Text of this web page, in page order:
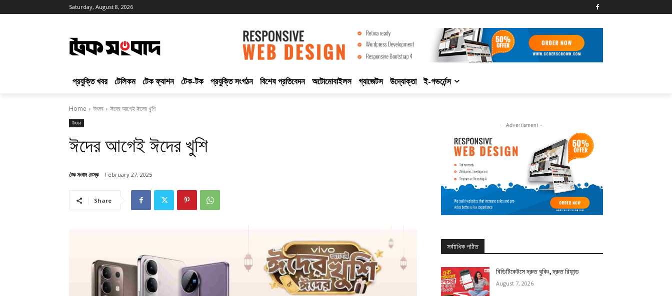
Saturday, August 8, 2026
প্রযুক্তি খবর টেলিকম টেক ফ্যাশন টেক-টক প্রযুক্তি সংগঠন বিশেষ প্রতিবেদন অটোমোবাইলস গ্যাজেটস উদ্যোক্তা ই-গভর্নেন্স
Home উৎসব ঈদের আগেই ঈদের খুশি
উৎসব
ঈদের আগেই ঈদের খুশি
টেক সংবাদ ডেস্ক February 27, 2025
Share
- Advertisment -
সর্বাাধিক পঠিত
বিডিটিকেটসে দ্রুত বুকিং, দ্রুত রিফান্ড
August 7, 2026